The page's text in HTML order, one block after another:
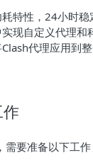
特性，24小时稳
现自定义代理和
代理应用到
要准备以下工作